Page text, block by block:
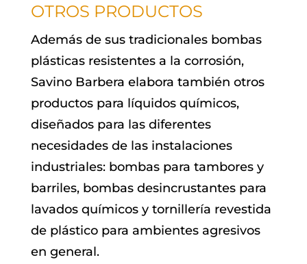
OTROS PRODUCTOS
Además de sus tradicionales bombas
plásticas resistentes a la corrosión,
Savino Barbera elabora también otros
productos para líquidos químicos,
diseñados para las diferentes
necesidades de las instalaciones
industriales: bombas para tambores y
barriles, bombas desincrustantes para
lavados químicos y tornillería revestida
de plástico para ambientes agresivos
en general.